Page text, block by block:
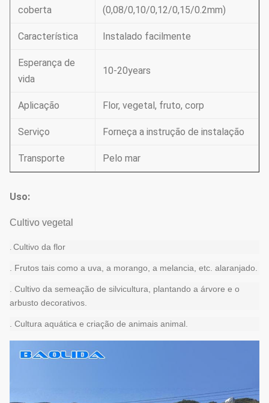
coberta
(0,08/0,10/0,12/0,15/0.2mm)
Característica Instalado facilmente
Esperança de
vida
10-20years
Aplicação Flor, vegetal, fruto, corp
Serviço Forneça a instrução de instalação
Transporte Pelo mar
Uso:
Cultivo vegetal
. Cultivo da flor
. Frutos tais como a uva, a morango, a melancia, etc. alaranjado.
. Cultivo da semeação de silvicultura, plantando a árvore e o
arbusto decorativos.
. Cultura aquática e criação de animais animal.